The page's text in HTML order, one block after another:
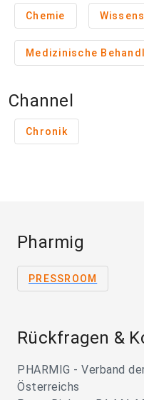
Chemie
Medizinische
Channel
Chronik
Pharmig
PRESSROOM
Rückfragen &
PHARMIG - Verband
Österreichs